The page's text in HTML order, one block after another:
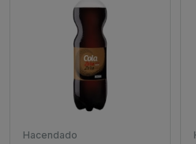
Hacendado